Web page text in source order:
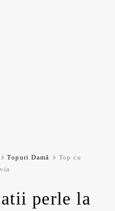
Topuri Damă
Top cu
perle la